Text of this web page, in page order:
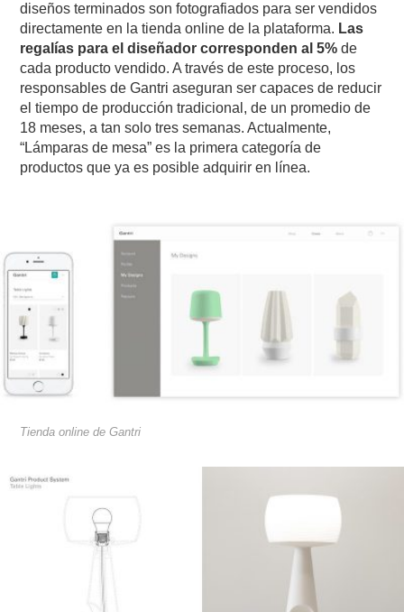
diseños terminados son fotografiados para ser vendidos
directamente en la tienda online de la plataforma. Las
regalías para el diseñador corresponden al 5% de
cada producto vendido. A través de este proceso, los
responsables de Gantri aseguran ser capaces de reducir
el tiempo de producción tradicional, de un promedio de
18 meses, a tan solo tres semanas. Actualmente,
“Lámparas de mesa” es la primera categoría de
productos que ya es posible adquirir en línea.
Tienda online de Gantri